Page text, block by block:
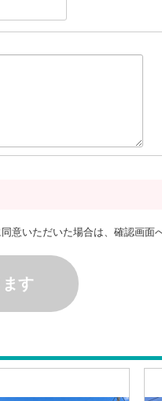
意いただいた場合は、確認画面
す